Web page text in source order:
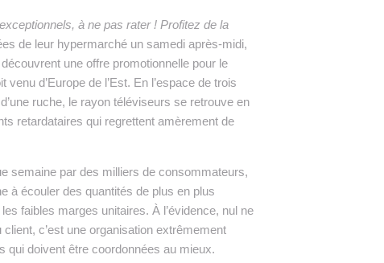
à ne pas rater ! Profitez de la
de leur hypermarché un samedi après-midi,
une offre promotionnelle pour le
d’Europe de l’Est. En l’espace de trois
ruche, le rayon téléviseurs se retrouve en
retardataires qui regrettent amèrement de
semaine par des milliers de consommateurs,
à écouler des quantités de plus en plus
faibles marges unitaires. À l’évidence, nul ne
c’est une organisation extrêmement
qui doivent être coordonnées au mieux.